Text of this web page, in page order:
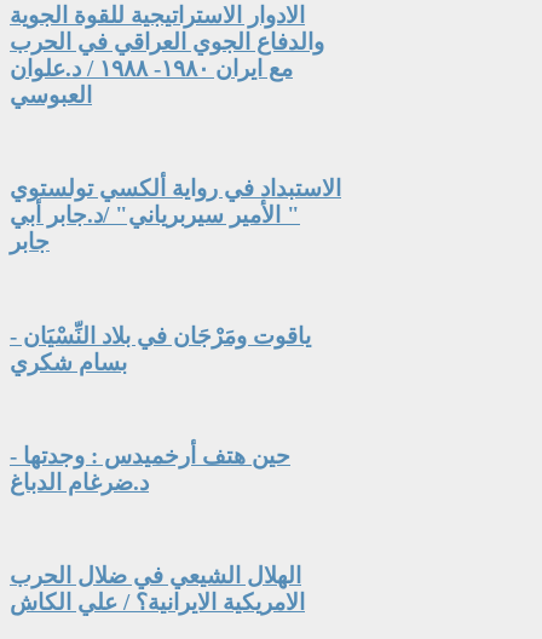
الادوار الاستراتيجية للقوة الجوية
والدفاع الجوي العراقي في الحرب
مع ايران ١٩٨٠- ١٩٨٨ / د.علوان
العبوسي
الاستبداد في رواية ألكسي تولستوي
" الأمير سيربرياني" /د.جابر أبي
جابر
ياقوت ومَرْجَان في بلاد النِّسْيَان -
بسام شكري
حين هتف أرخميدس : وجدتها -
د.ضرغام الدباغ
الهلال الشيعي في ضلال الحرب
الامريكية الايرانية؟ / علي الكاش